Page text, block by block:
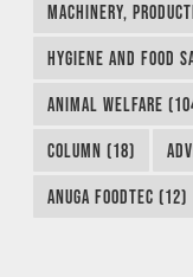
MACHINERY,
HYGIENE AND FOOD
ANIMAL WELFARE
COLUMN (18)
ANUGA FOODTEC (12)